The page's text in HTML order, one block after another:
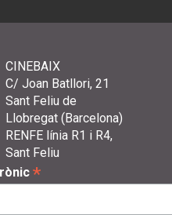
CINEBAIX
C/ Joan Batllori, 21
Sant Feliu de
Llobregat (Barcelona)
RENFE línia R1 i R4,
Sant Feliu
*